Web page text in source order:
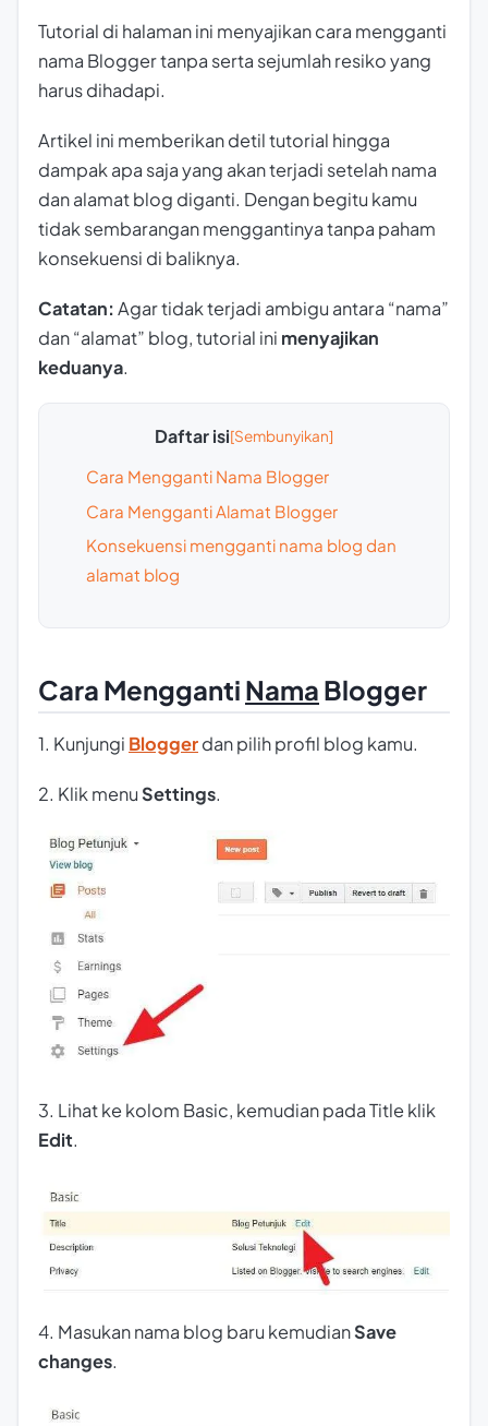
Tutorial di halaman ini menyajikan cara mengganti
nama Blogger tanpa serta sejumlah resiko yang
harus dihadapi.
Artikel ini memberikan detil tutorial hingga
dampak apa saja yang akan terjadi setelah nama
dan alamat blog diganti. Dengan begitu kamu
tidak sembarangan menggantinya tanpa paham
konsekuensi di baliknya.
Catatan:Agar tidak terjadi ambigu antara “nama”
dan “alamat” blog, tutorial ini menyajikan
keduanya.
Daftar isi
Cara Mengganti Nama Blogger
Cara Mengganti Alamat Blogger
Konsekuensi mengganti nama blog dan
alamat blog
Cara Mengganti Nama Blogger
1. Kunjungi Bloggerdan pilih profil blog kamu.
2. Klik menu Settings.
3. Lihat ke kolom Basic, kemudian pada Title klik
Edit.
4. Masukan nama blog baru kemudianSave
changes.